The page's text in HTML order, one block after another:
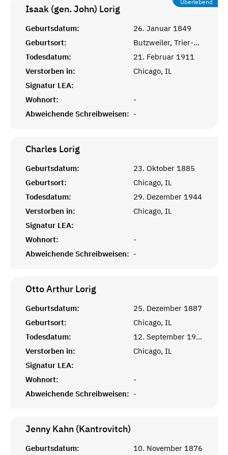
Überlebend
Isaak (gen. John) Lorig
Geburtsdatum:
26. Januar 1849
Geburtsort:
Butzweiler, Trier-Saarburg
Todesdatum:
21. Februar 1911
Verstorben in:
Chicago, IL
Signatur LEA:
Wohnort:
-
Abweichende Schreibweisen: -
Charles Lorig
Geburtsdatum:
23. Oktober 1885
Geburtsort:
Chicago, IL
Todesdatum:
29. Dezember 1944
Verstorben in:
Chicago, IL
Signatur LEA:
Wohnort:
-
Abweichende Schreibweisen: -
Otto Arthur Lorig
Geburtsdatum:
25. Dezember 1887
Geburtsort:
Chicago, IL
Todesdatum:
12. September 1969
Verstorben in:
Chicago, IL
Signatur LEA:
Wohnort:
-
Abweichende Schreibweisen: -
Jenny Kahn (Kantrovitch)
Geburtsdatum: 10. November 1876